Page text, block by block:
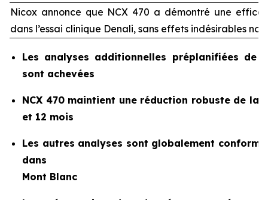
Nicox annonce que NCX 470 a démontré une
dans l’essai clinique Denali, sans effets indésirables
Les analyses additionnelles préplanifiées de
sont achevées
NCX 470 maintient une réduction robuste de la
et 12 mois
Les autres analyses sont globalement
dans
Mont Blanc